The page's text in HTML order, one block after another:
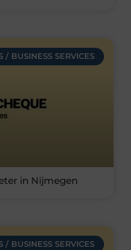
/ BUSINESS SERVICES
in Nijmegen
/ BUSINESS SERVICES